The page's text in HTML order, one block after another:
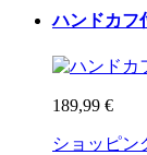
ハンドカフ
189,99 €
ショッピン